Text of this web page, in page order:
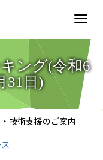
ング(令和6
31日)
技術支援のご案内